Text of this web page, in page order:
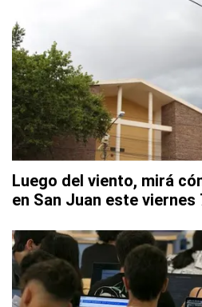
Luego del viento, mirá
en San Juan este